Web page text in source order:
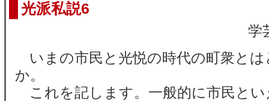
光派私説6
学
いまの市民と光悦の時代の町衆とは
か。
これを記します。一般的に市民とい